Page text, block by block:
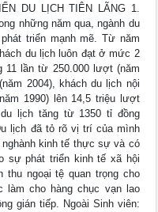
DU LỊCH TIÊN LÃNG 1.
những năm qua, ngành du
triển mạnh mẽ. Từ năm
du lịch luôn đạt ở mức 2
11 lần từ 250.000 lượt (năm
2004), khách du lịch nội
1990) lên 14,5 triệu lượt
lịch tăng từ 1350 tỉ đồng
lịch đã tỏ rõ vị trí của mình
kinh tế thực sự và có
sự phát triển kinh tế xã hội
thu ngoại tệ quan trọng cho
cho hàng chục vạn lao
gián tiếp. Ngoài Sinh viên: